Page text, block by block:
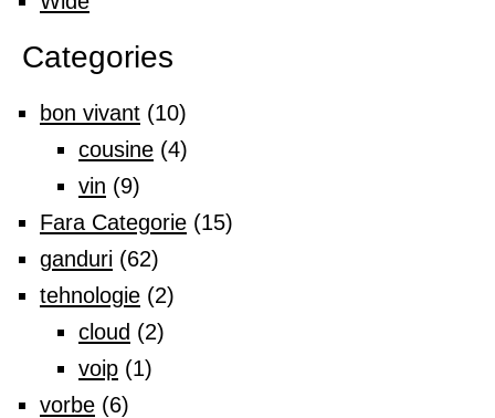
Categories
bon vivant (10)
cousine (4)
vin (9)
Fara Categorie (15)
ganduri (62)
tehnologie (2)
cloud (2)
voip (1)
vorbe (6)